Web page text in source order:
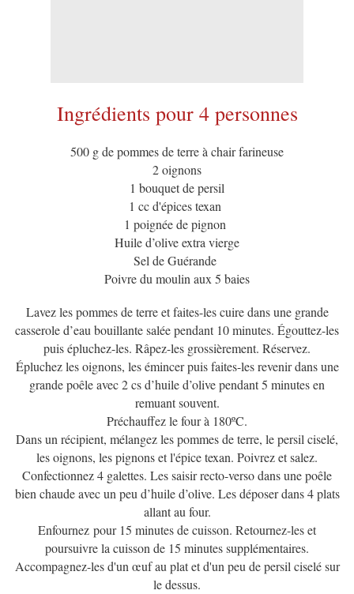
Ingrédients pour 4 personnes
500 g de pommes de terre à chair farineuse
2 oignons
1 bouquet de persil
1 cc d'épices texan
1 poignée de pignon
Huile d’olive extra vierge
Sel de Guérande
Poivre du moulin aux 5 baies
Lavez les pommes de terre et faites-les cuire dans une grande
casserole d’eau bouillante salée pendant 10 minutes. Égouttez-les
puis épluchez-les. Râpez-les grossièrement. Réservez.
Épluchez les oignons, les émincer puis faites-les revenir dans une
grande poêle avec 2 cs d’huile d’olive pendant 5 minutes en
remuant souvent.
Préchauffez le four à 180ºC.
Dans un récipient, mélangez les pommes de terre, le persil ciselé,
les oignons, les pignons et l'épice texan. Poivrez et salez.
Confectionnez 4 galettes. Les saisir recto-verso dans une poêle
bien chaude avec un peu d’huile d’olive. Les déposer dans 4 plats
allant au four.
Enfournez pour 15 minutes de cuisson. Retournez-les et
poursuivre la cuisson de 15 minutes supplémentaires.
Accompagnez-les d'un œuf au plat et d'un peu de persil ciselé sur
le dessus.